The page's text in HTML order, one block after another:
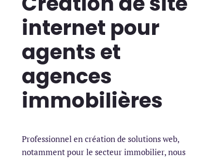
internet pour
agents et
agences
immobilières
Professionnel en création de solutions web,
notamment pour le secteur immobilier, nous